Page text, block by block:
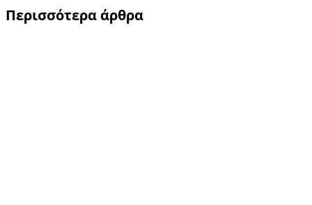
Περισσότερα άρθρα